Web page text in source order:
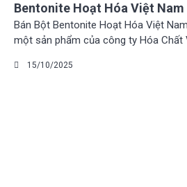
Bentonite Hoạt Hóa Việt Nam
Bán Bột Bentonite Hoạt Hóa Việt
một sản phẩm của công ty Hóa Chất
15/10/2025